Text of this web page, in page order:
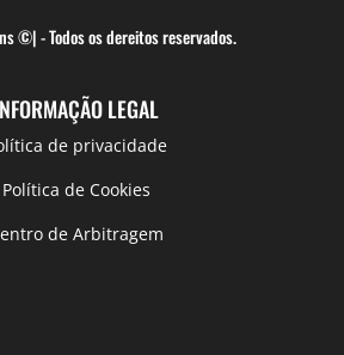
©| - Todos os dereitos reservados.
LEGAL
de privacidade
Política de Cookies
de Arbitragem